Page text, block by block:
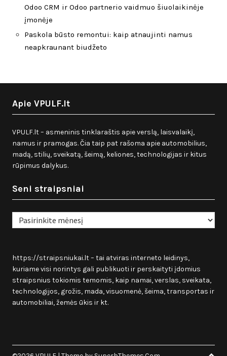
Odoo CRM ir Odoo partnerio vaidmuo šiuolaikinėje
įmonėje
Paskola būsto remontui: kaip atnaujinti namus
neapkraunant biudžeto
Apie VPULF.lt
VPULF.lt – asmeninis tinklaraštis apie verslą, laisvalaikį,
namus ir pramogas. Čia taip pat rašoma apie automobilius,
madą, stilių, sveikatą, šeimą, keliones, technologijas ir kitus
rūpimus dalykus.
Seni straipsniai
Seni
straipsniai
https://straipsniukai.lt– tai atviras interneto leidinys,
kuriame visi norintys gali publikuoti ir perskaityti įdomius
straipsnius tokiomis temomis, kaip namai, verslas, sveikata,
technologijos, grožis, mada, visuomenė, šeima, transportas ir
automobiliai, žemės ūkis ir kt.